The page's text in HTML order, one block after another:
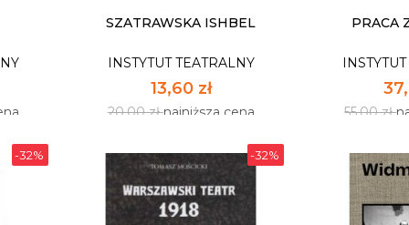
Ilość:
DO KOSZYKA DO
SZATRAWSKA ISHBEL
INSTYTUT TEATRALNY
13,60 zł
20,00 złnajniższa cena
PRACA
55,00 zł
-32% -32%